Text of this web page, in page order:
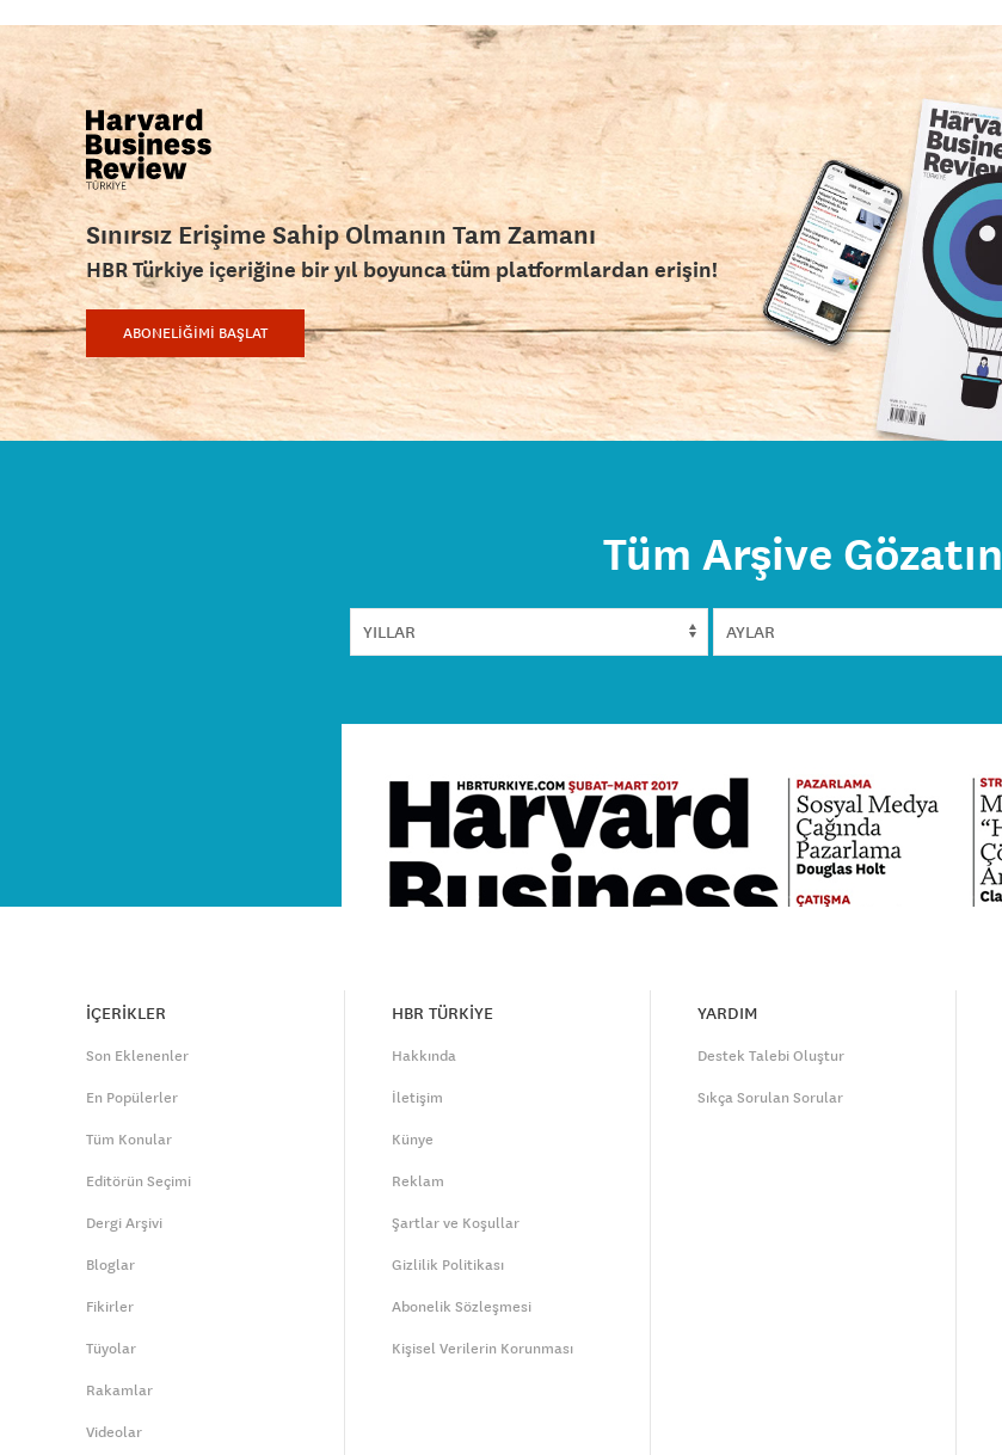
Sınırsız Erişime Sahip Olmanın Tam Zamanı
HBR Türkiye içeriğine bir yıl boyunca tüm platformlardan erişin!
ABONELİĞİMİ BAŞLAT
Tüm Arşive Gözatın
İÇERİKLER
Son Eklenenler
En Popülerler
Tüm Konular
Editörün Seçimi
Dergi Arşivi
Bloglar
Fikirler
Tüyolar
Rakamlar
Videolar
HBR TÜRKİYE
Hakkında
İletişim
Künye
Reklam
Şartlar ve Koşullar
Gizlilik Politikası
Abonelik Sözleşmesi
Kişisel Verilerin Korunması
YARDIM
Destek Talebi Oluştur
Sıkça Sorulan Sorular